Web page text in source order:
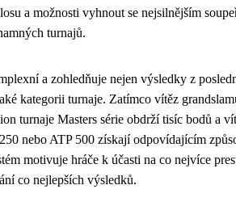
a možnosti vyhnout se nejsilnějším
turnajů.
a zohledňuje nejen výsledky z
kategorii turnaje. Zatímco vítěz
turnaje Masters série obdrží tisíc bodů a
nebo ATP 500 získají odpovídajícím
motivuje hráče k účasti na co nejvíce
co nejlepších výsledků.